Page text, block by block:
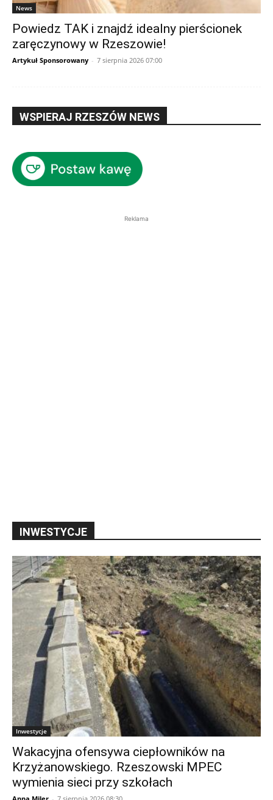
News
Powiedz TAK i znajdź idealny pierścionek
zaręczynowy w Rzeszowie!
Artykuł Sponsorowany - 7 sierpnia 2026 07:00
WSPIERAJ RZESZÓW NEWS
Reklama
INWESTYCJE
Inwestycje
Wakacyjna ofensywa ciepłowników na
Krzyżanowskiego. Rzeszowski MPEC
wymienia sieci przy szkołach